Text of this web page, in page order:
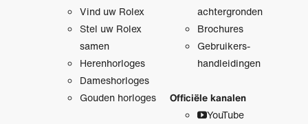
Vind uw Rolex
Stel uw Rolex
samen
Herenhorloges
Dameshorloges
Gouden horloges
achtergronden
Brochures
Gebruikers­
handleidingen
Officiële kanalen
YouTube